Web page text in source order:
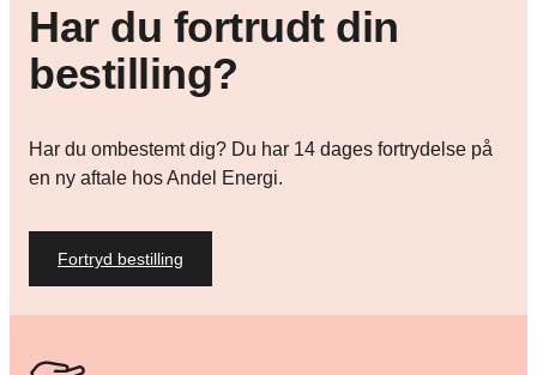
Har du fortrudt din
bestilling?
Har du ombestemt dig? Du har 14 dages fortrydelse på
en ny aftale hos Andel Energi.
Fortryd bestilling